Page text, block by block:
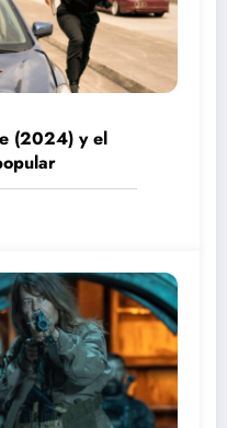
(2024) y el